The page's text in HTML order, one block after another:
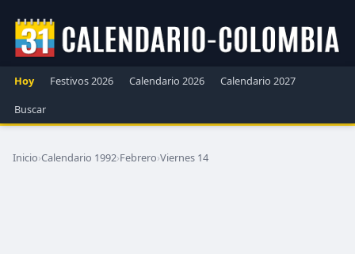
Hoy Festivos 2026 Calendario 2026
Calendario 2027
Buscar
Inicio›Calendario 1992›Febrero›Viernes 14